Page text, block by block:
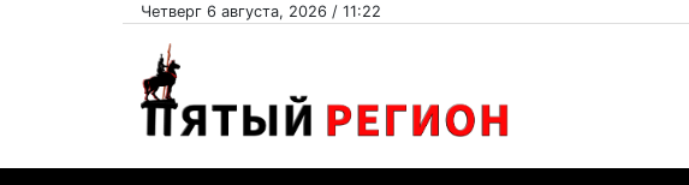
Четверг 6 августа, 2026 / 11:22